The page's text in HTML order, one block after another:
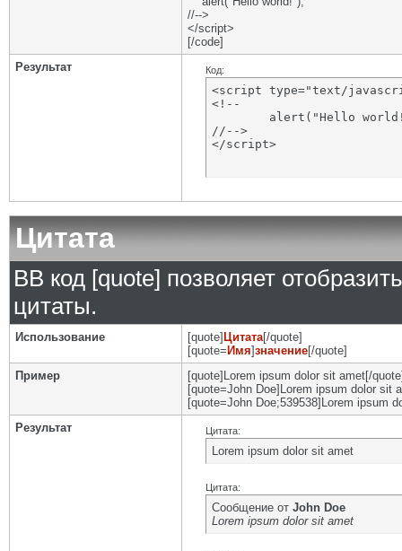
//-->
</script>
[/code]
Результат
Код:
<script type="text/
<!--
//-->
</script>
Цитата
BB код [quote] позволяет
цитаты.
Использование [quote] Цитата[/quote]
[quote= Имя]значение[/quote]
Пример
[quote]Lorem ipsum dolor sit amet[/
[quote=John Doe]Lorem ipsum dolor sit
[quote=John Doe;539538]Lorem ipsum
Результат
Цитата:
Lorem ipsum dolor sit amet
Цитата:
Сообщение от John Doe
Lorem ipsum dolor sit amet